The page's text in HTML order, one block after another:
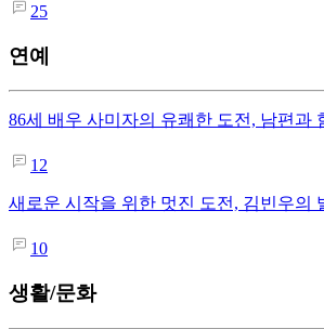
25
연예
86세 배우 사미자의 유쾌한 도전, 남편과
12
새로운 시작을 위한 멋진 도전, 김빈우의
10
생활/문화